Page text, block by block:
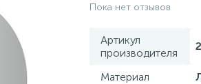
Пока нет отзывов
Артикул
производителя
Материал